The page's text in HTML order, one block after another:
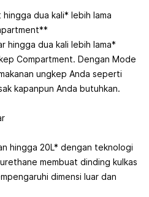
dua kali* lebih lama
hingga dua kali lebih lama*
Compartment. Dengan Mode
ungkep Anda seperti
kapanpun Anda butuhkan.
hingga 20L* dengan teknologi
membuat dinding kulkas
dimensi luar dan